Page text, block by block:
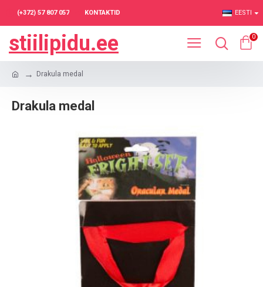
(+372) 57 807 057 KONTAKTID EESTI
stiilipidu.ee 0
Drakula medal
Drakula medal